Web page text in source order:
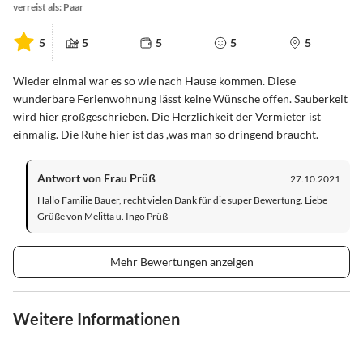
verreist als: Paar
5 5 5 5 5
Wieder einmal war es so wie nach Hause kommen. Diese
wunderbare Ferienwohnung lässt keine Wünsche offen. Sauberkeit
wird hier großgeschrieben. Die Herzlichkeit der Vermieter ist
einmalig. Die Ruhe hier ist das ,was man so dringend braucht.
Antwort von Frau Prüß
27.10.2021
Hallo Familie Bauer, recht vielen Dank für die super Bewertung. Liebe
Grüße von Melitta u. Ingo Prüß
Mehr Bewertungen anzeigen
Weitere Informationen